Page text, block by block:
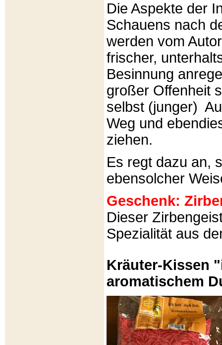
Die Aspekte der
Schauens nach
werden vom
frischer,
Besinnung
großer Offenheit
selbst (junger)
Weg und
ziehen.
Es regt dazu an,
ebensolcher
Geschenk:
Dieser
Spezialität aus
Kräuter-Kissen
aromatischem